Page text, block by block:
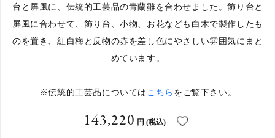
台と屏風に、伝統的工芸品の青蘭雛を合わせました。飾り台と
屏風に合わせて、飾り台、小物、お花なども白木で製作したも
のを置き、紅白梅と反物の赤を差し色にやさしい雰囲気にまと
めています。
※伝統的工芸品については こちら をご覧下さい。
143,220 円 (税込)